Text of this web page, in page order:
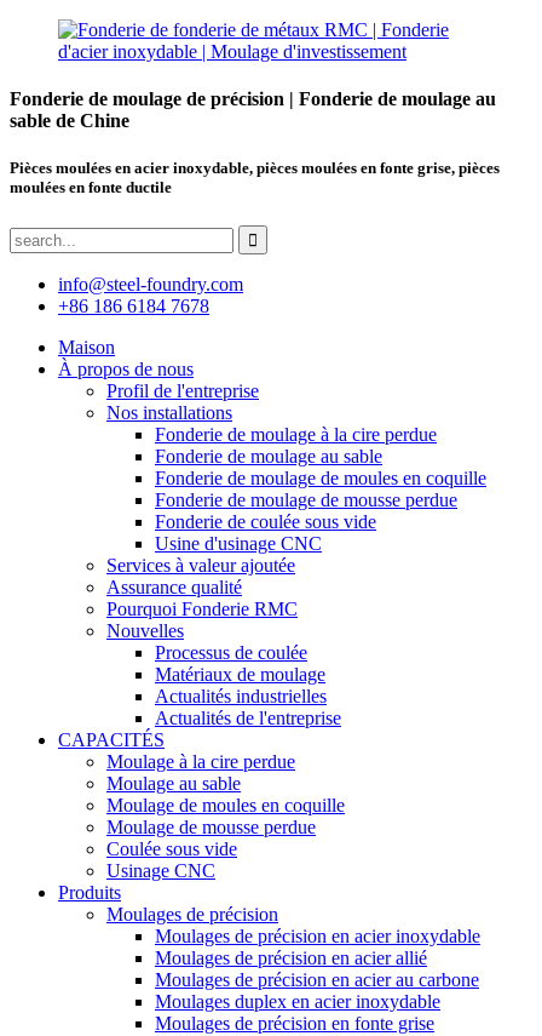
Fonderie de moulage de précision | Fonderie de moulage au
sable de Chine
Pièces moulées en acier inoxydable, pièces moulées en fonte grise, pièces
moulées en fonte ductile
info@steel-foundry.com
+86 186 6184 7678
Maison
À propos de nous
Profil de l'entreprise
Nos installations
Fonderie de moulage à la cire perdue
Fonderie de moulage au sable
Fonderie de moulage de moules en coquille
Fonderie de moulage de mousse perdue
Fonderie de coulée sous vide
Usine d'usinage CNC
Services à valeur ajoutée
Assurance qualité
Pourquoi Fonderie RMC
Nouvelles
Processus de coulée
Matériaux de moulage
Actualités industrielles
Actualités de l'entreprise
CAPACITÉS
Moulage à la cire perdue
Moulage au sable
Moulage de moules en coquille
Moulage de mousse perdue
Coulée sous vide
Usinage CNC
Produits
Moulages de précision
Moulages de précision en acier inoxydable
Moulages de précision en acier allié
Moulages de précision en acier au carbone
Moulages duplex en acier inoxydable
Moulages de précision en fonte grise